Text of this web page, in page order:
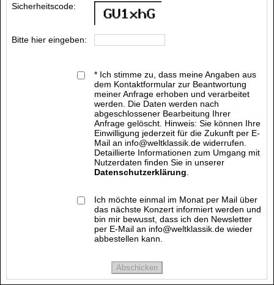
Sicherheitscode:
Bitte hier eingeben:
* Ich stimme zu, dass meine Angaben aus
dem Kontaktformular zur Beantwortung
meiner Anfrage erhoben und verarbeitet
werden. Die Daten werden nach
abgeschlossener Bearbeitung Ihrer
Anfrage gelöscht. Hinweis: Sie können Ihre
Einwilligung jederzeit für die Zukunft per E-
Mail an info@weltklassik.de widerrufen.
Detaillierte Informationen zum Umgang mit
Nutzerdaten finden Sie in unserer
Datenschutzerklärung
Ich möchte einmal im Monat per Mail über
das nächste Konzert informiert werden und
bin mir bewusst, dass ich den Newsletter
per E-Mail an info@weltklassik.de wieder
abbestellen kann.